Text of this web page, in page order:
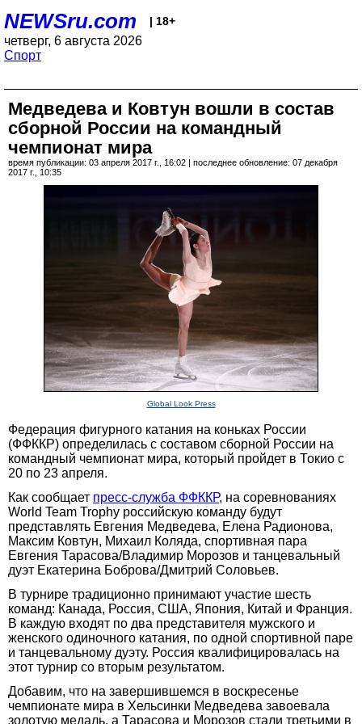
NEWSru.com | 18+
четверг, 6 августа 2026
Спорт
Медведева и Ковтун вошли в состав
сборной России на командный
чемпионат мира
время публикации: 03 апреля 2017 г., 16:02 | последнее обновление: 07 декабря
2017 г., 10:35
Global Look Press
Федерация фигурного катания на коньках России
(ФФККР) определилась с составом сборной России на
командный чемпионат мира, который пройдет в Токио с
20 по 23 апреля.
Как сообщает пресс-служба ФФККР, на соревнованиях
World Team Trophy российскую команду будут
представлять Евгения Медведева, Елена Радионова,
Максим Ковтун, Михаил Коляда, спортивная пара
Евгения Тарасова/Владимир Морозов и танцевальный
дуэт Екатерина Боброва/Дмитрий Соловьев.
В турнире традиционно принимают участие шесть
команд: Канада, Россия, США, Япония, Китай и Франция.
В каждую входят по два представителя мужского и
женского одиночного катания, по одной спортивной паре
и танцевальному дуэту. Россия квалифицировалась на
этот турнир со вторым результатом.
Добавим, что на завершившемся в воскресенье
чемпионате мира в Хельсинки Медведева завоевала
золотую медаль, а Тарасова и Морозов стали третьими в